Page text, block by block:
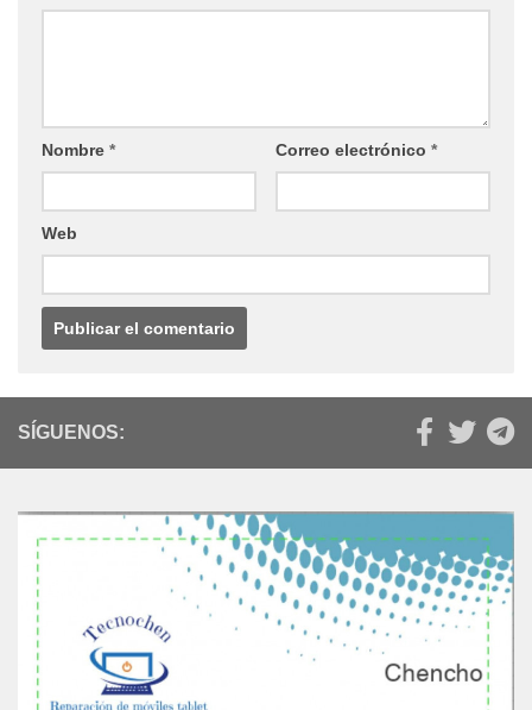
Nombre * Correo electrónico *
Web
SÍGUENOS: